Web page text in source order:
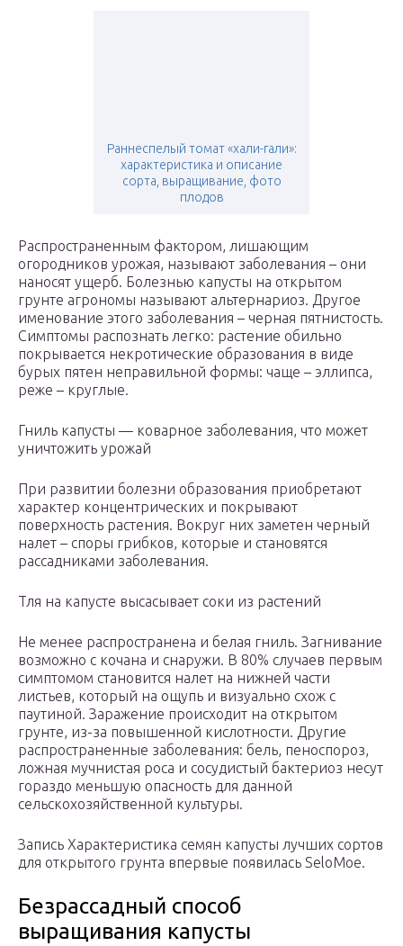
Раннеспелый томат «хали-гали»:
характеристика и описание
сорта, выращивание, фото
плодов
Распространенным фактором, лишающим
огородников урожая, называют заболевания – они
наносят ущерб. Болезнью капусты на открытом
грунте агрономы называют альтернариоз. Другое
именование этого заболевания – черная пятнистость.
Симптомы распознать легко: растение обильно
покрывается некротические образования в виде
бурых пятен неправильной формы: чаще – эллипса,
реже – круглые.
Гниль капусты — коварное заболевания, что может
уничтожить урожай
При развитии болезни образования приобретают
характер концентрических и покрывают
поверхность растения. Вокруг них заметен черный
налет – споры грибков, которые и становятся
рассадниками заболевания.
Тля на капусте высасывает соки из растений
Не менее распространена и белая гниль. Загнивание
возможно с кочана и снаружи. В 80% случаев первым
симптомом становится налет на нижней части
листьев, который на ощупь и визуально схож с
паутиной. Заражение происходит на открытом
грунте, из-за повышенной кислотности. Другие
распространенные заболевания: бель, пеноспороз,
ложная мучнистая роса и сосудистый бактериоз несут
гораздо меньшую опасность для данной
сельскохозяйственной культуры.
Запись Характеристика семян капусты лучших сортов
для открытого грунта впервые появилась SeloMoe.
Безрассадный способ
выращивания капусты